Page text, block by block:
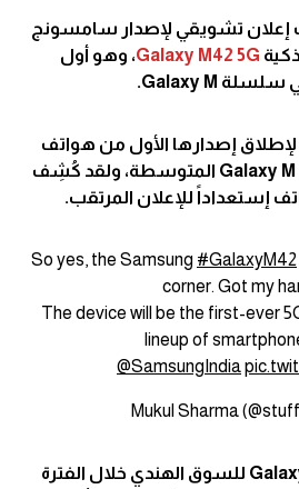
إعلان تشويقي لإصدار سامسونج
Galaxy M42 5G
، وهو أول
إصدارها الأول من هواتف
5G في سلسلة هواتف Galaxy M المتوسطة، ولقد كُشِف
إستعداداً للإعلان المرتقب.
So yes, the Samsung #GalaxyM42
corner. Got my
The device will be the first-ever
lineup of
@SamsungIndia
ينطلق هاتف Galaxy M42 5G للسوق الهندي خلال الفترة